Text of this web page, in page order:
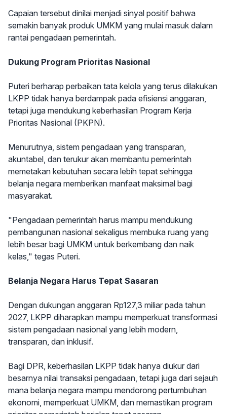
Capaian tersebut dinilai menjadi sinyal positif bahwa
semakin banyak produk UMKM yang mulai masuk dalam
rantai pengadaan pemerintah.
Dukung Program Prioritas Nasional
Puteri berharap perbaikan tata kelola yang terus dilakukan
LKPP tidak hanya berdampak pada efisiensi anggaran,
tetapi juga mendukung keberhasilan Program Kerja
Prioritas Nasional (PKPN).
Menurutnya, sistem pengadaan yang transparan,
akuntabel, dan terukur akan membantu pemerintah
memetakan kebutuhan secara lebih tepat sehingga
belanja negara memberikan manfaat maksimal bagi
masyarakat.
"Pengadaan pemerintah harus mampu mendukung
pembangunan nasional sekaligus membuka ruang yang
lebih besar bagi UMKM untuk berkembang dan naik
kelas," tegas Puteri.
Belanja Negara Harus Tepat Sasaran
Dengan dukungan anggaran Rp127,3 miliar pada tahun
2027, LKPP diharapkan mampu memperkuat transformasi
sistem pengadaan nasional yang lebih modern,
transparan, dan inklusif.
Bagi DPR, keberhasilan LKPP tidak hanya diukur dari
besarnya nilai transaksi pengadaan, tetapi juga dari sejauh
mana belanja negara mampu mendorong pertumbuhan
ekonomi, memperkuat UMKM, dan memastikan program